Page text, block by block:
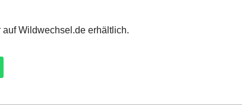
auf Wildwechsel.de erhältlich.